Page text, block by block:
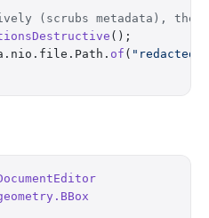
(scrubs metadata), then
();
of (